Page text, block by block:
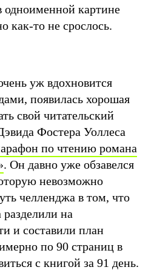
одноименной картине
как-то не срослось.
уж вдохновится
появилась хорошая
свой читательский
Фостера Уоллеса
по чтению романа
. Он давно уже обзавелся
невозможно
челленджа в том, что
на
и составили план
по 90 страниц в
с книгой за 91 день.